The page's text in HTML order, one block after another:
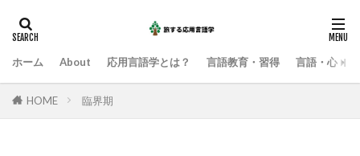
ホーム About 応用言語学とは？ 言語教育・習得 言語・心・
HOME 臨界期